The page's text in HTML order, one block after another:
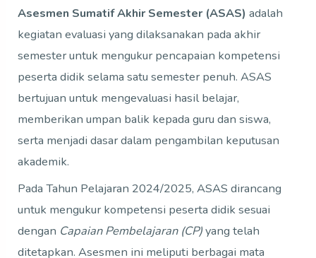
Asesmen Sumatif Akhir Semester (ASAS) adalah
kegiatan evaluasi yang dilaksanakan pada akhir
semester untuk mengukur pencapaian kompetensi
peserta didik selama satu semester penuh. ASAS
bertujuan untuk mengevaluasi hasil belajar,
memberikan umpan balik kepada guru dan siswa,
serta menjadi dasar dalam pengambilan keputusan
akademik.
Pada Tahun Pelajaran 2024/2025, ASAS dirancang
untuk mengukur kompetensi peserta didik sesuai
dengan Capaian Pembelajaran (CP)yang telah
ditetapkan. Asesmen ini meliputi berbagai mata